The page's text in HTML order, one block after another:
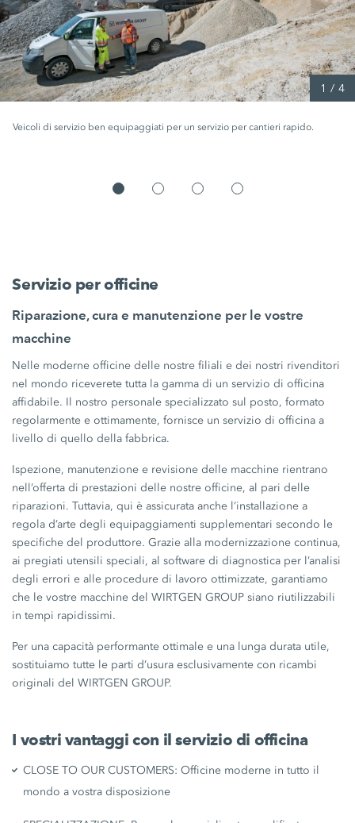
Veicoli di servizio ben equipaggiati per un servizio per cantieri rapido.
1 / 4
Servizio per officine
Riparazione, cura e manutenzione per le vostre
macchine
Nelle moderne officine delle nostre filiali e dei nostri rivenditori
nel mondo riceverete tutta la gamma di un servizio di officina
affidabile. Il nostro personale specializzato sul posto, formato
regolarmente e ottimamente, fornisce un servizio di officina a
livello di quello della fabbrica.
Ispezione, manutenzione e revisione delle macchine rientrano
nell’offerta di prestazioni delle nostre officine, al pari delle
riparazioni. Tuttavia, qui è assicurata anche l’installazione a
regola d’arte degli equipaggiamenti supplementari secondo le
specifiche del produttore. Grazie alla modernizzazione continua,
ai pregiati utensili speciali, al software di diagnostica per l’analisi
degli errori e alle procedure di lavoro ottimizzate, garantiamo
che le vostre macchine del WIRTGEN GROUP siano riutilizzabili
in tempi rapidissimi.
Per una capacità performante ottimale e una lunga durata utile,
sostituiamo tutte le parti d’usura esclusivamente con ricambi
originali del WIRTGEN GROUP.
I vostri vantaggi con il servizio di officina
CLOSE TO OUR CUSTOMERS: Officine moderne in tutto il
mondo a vostra disposizione